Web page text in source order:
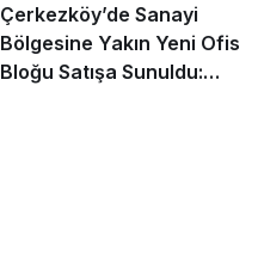
Çerkezköy’de Sanayi
Bölgesine Yakın Yeni Ofis
Bloğu Satışa Sunuldu: